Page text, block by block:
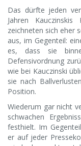
Das dürfte jeden
Jahren
zeichneten sich eher
aus, im Gegenteil:
es, dass sie
Defensivordnung
wie bei Kauczinski
sie nach
Position.
Wiederum gar nicht
schwachen
festhielt. Im
er auf jeder